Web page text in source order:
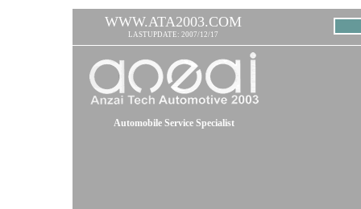
WWW.ATA2003.COM
LASTUPDATE: 2007/12/17
Automobile Service Specialist